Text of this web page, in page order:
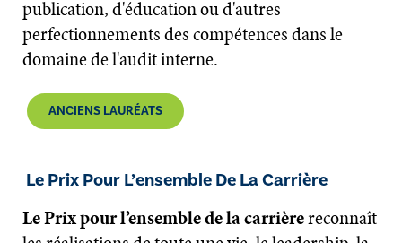
publication, d'éducation ou d'autres
perfectionnements des compétences dans le
domaine de l'audit interne.
ANCIENS LAURÉATS
Le Prix Pour L’ensemble De La Carrière
​​​​​​​Le Prix pour l’ensemble de la carrièrereconnaît